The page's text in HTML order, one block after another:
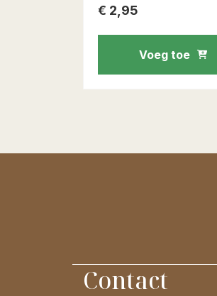
€ 2,95
Voeg toe
Contact